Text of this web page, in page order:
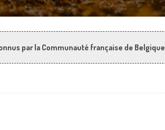
par la Communauté française de Belgique